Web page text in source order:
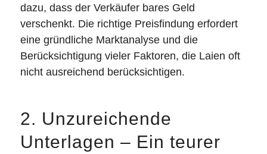
dazu, dass der Verkäufer bares Geld
verschenkt. Die richtige Preisfindung erfordert
eine gründliche Marktanalyse und die
Berücksichtigung vieler Faktoren, die Laien oft
nicht ausreichend berücksichtigen.
2. Unzureichende
Unterlagen – Ein teurer